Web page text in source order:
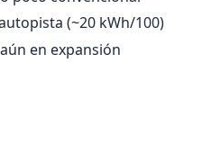
(~20 kWh/100)
en expansión